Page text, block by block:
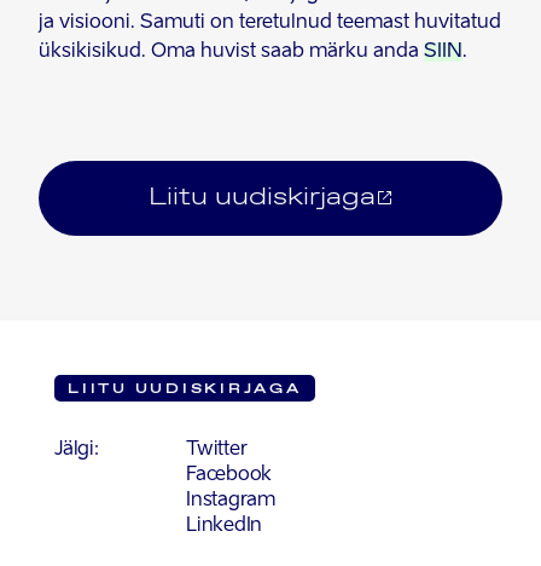
ja visiooni. Samuti on teretulnud teemast huvitatud
üksikisikud. Oma huvist saab märku anda SIIN.
Liitu uudiskirjaga
LIITU UUDISKIRJAGA
Jälgi:
Twitter
Facebook
Instagram
LinkedIn